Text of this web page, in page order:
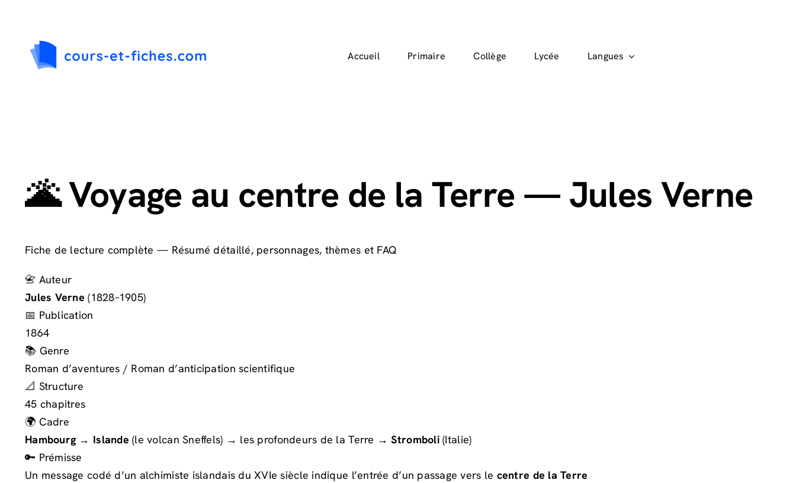
contenu
Accueil Primaire Collège Lycée Langues
🌋 Voyage au centre de la Terre — Jules Verne
Fiche de lecture complète — Résumé détaillé, personnages, thèmes et FAQ
📇 Auteur
Jules Verne (1828–1905)
📅 Publication
1864
📚 Genre
Roman d’aventures / Roman d’anticipation scientifique
📐 Structure
45 chapitres
🌍 Cadre
Hambourg → Islande (le volcan Sneffels) → les profondeurs de la Terre →Stromboli(Italie)
🔑 Prémisse
Un message codé d’un alchimiste islandais du XVIe siècle indique l’entrée d’un passage vers le centre de la Terre